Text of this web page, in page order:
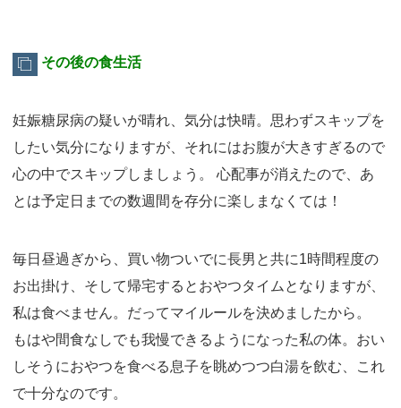
その後の食生活
妊娠糖尿病の疑いが晴れ、気分は快晴。思わずスキップを
したい気分になりますが、それにはお腹が大きすぎるので
心の中でスキップしましょう。 心配事が消えたので、あ
とは予定日までの数週間を存分に楽しまなくては！
毎日昼過ぎから、買い物ついでに長男と共に1時間程度の
お出掛け、そして帰宅するとおやつタイムとなりますが、
私は食べません。だってマイルールを決めましたから。
もはや間食なしでも我慢できるようになった私の体。おい
しそうにおやつを食べる息子を眺めつつ白湯を飲む、これ
で十分なのです。